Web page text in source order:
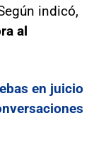
indicó,
al
en juicio